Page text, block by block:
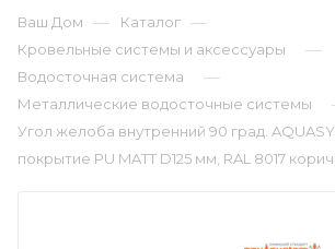
Ваш Дом — Каталог —
Кровельные системы и аксессуары —
Водосточная система —
Металлические водосточные системы
Угол желоба внутренний 90 град.
покрытие PU MATT D125 мм, RAL 8017